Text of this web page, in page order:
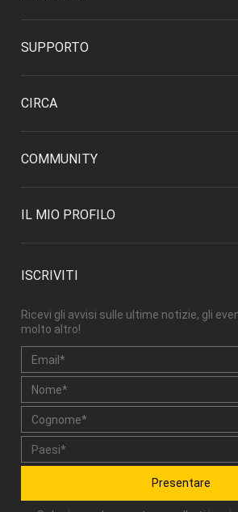
SUPPORTO
CIRCA
COMMUNITY
IL MIO PROFILO
ISCRIVITI
Ricevi gli avvisi sulle ultime notizie, gli
molto altro!
Presentare